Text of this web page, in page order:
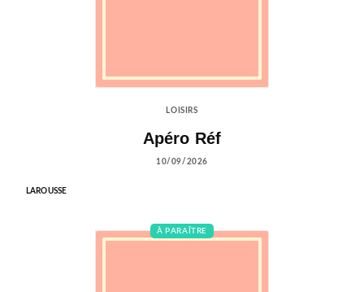
LOISIRS
Apéro Réf
10/09/2026
LAROUSSE
À PARAÎTRE